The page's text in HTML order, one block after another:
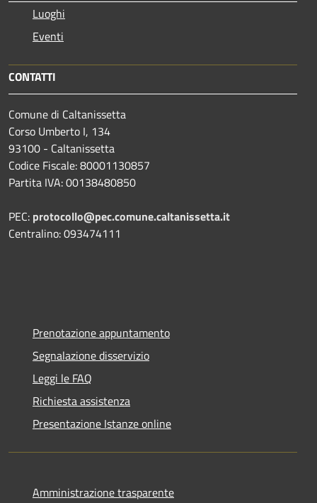
Luoghi
Eventi
CONTATTI
Comune di Caltanissetta
Corso Umberto I, 134
93100 - Caltanissetta
Codice Fiscale: 80001130857
Partita IVA: 00138480850
PEC: protocollo@pec.comune.caltanissetta.it
Centralino: 093474111
Prenotazione appuntamento
Segnalazione disservizio
Leggi le FAQ
Richiesta assistenza
Presentazione Istanze online
Amministrazione trasparente